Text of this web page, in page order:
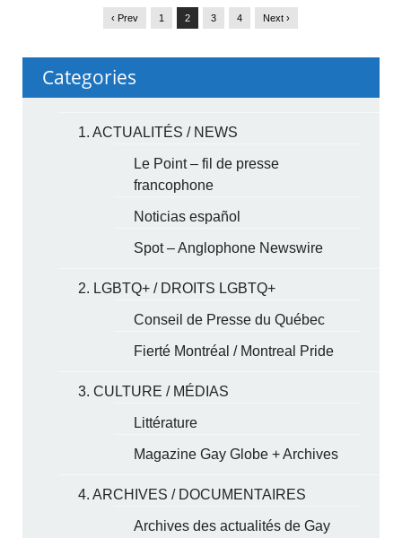
‹ Prev 1 2 3 4 Next ›
Categories
1. ACTUALITÉS / NEWS
Le Point – fil de presse
francophone
Noticias español
Spot – Anglophone Newswire
2. LGBTQ+ / DROITS LGBTQ+
Conseil de Presse du Québec
Fierté Montréal / Montreal Pride
3. CULTURE / MÉDIAS
Littérature
Magazine Gay Globe + Archives
4. ARCHIVES / DOCUMENTAIRES
Archives des actualités de Gay